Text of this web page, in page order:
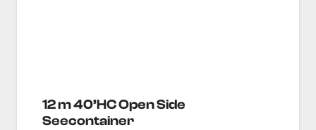
12 m 40’HC Open Side
Seecontainer